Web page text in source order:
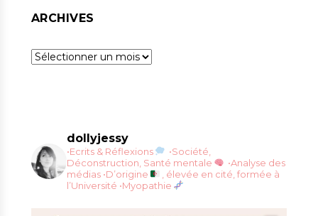
ARCHIVES
Archives
dollyjessy
•Ecrits & Réflexions
•Société,
Déconstruction, Santé mentale
•Analyse des
médias •D’origine
, élevée en cité, formée à
l’Université •Myopathie